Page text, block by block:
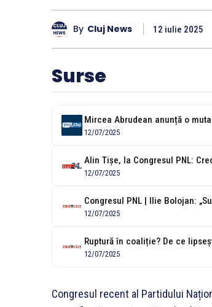
By Cluj News 12 iulie 2025
Surse
12/07/2025
12/07/2025
12/07/2025
12/07/2025
Congresul recent al Partidului